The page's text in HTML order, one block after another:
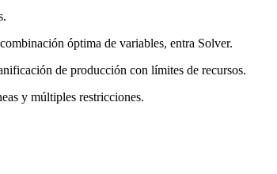
óptima de variables, entra Solver.
de producción con límites de recursos.
y múltiples restricciones.